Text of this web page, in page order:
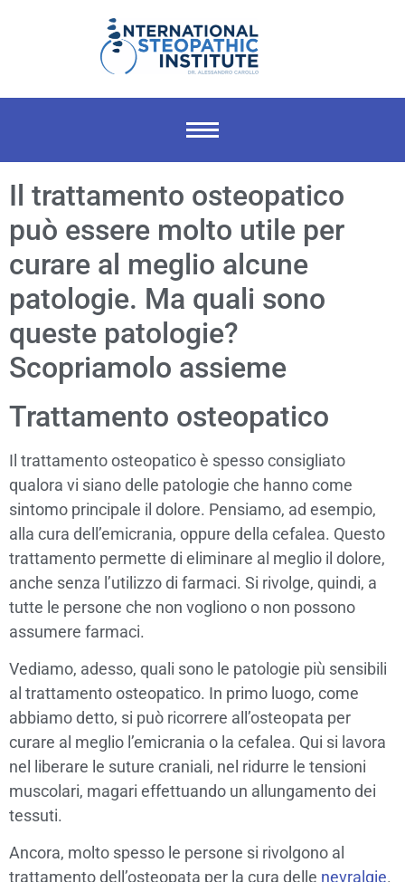
Il trattamento osteopatico
può essere molto utile per
curare al meglio alcune
patologie. Ma quali sono
queste patologie?
Scopriamolo assieme
Trattamento osteopatico
Il trattamento osteopatico è spesso consigliato
qualora vi siano delle patologie che hanno come
sintomo principale il dolore. Pensiamo, ad esempio,
alla cura dell’emicrania, oppure della cefalea. Questo
trattamento permette di eliminare al meglio il dolore,
anche senza l’utilizzo di farmaci. Si rivolge, quindi, a
tutte le persone che non vogliono o non possono
assumere farmaci.
Vediamo, adesso, quali sono le patologie più sensibili
al trattamento osteopatico. In primo luogo, come
abbiamo detto, si può ricorrere all’osteopata per
curare al meglio l’emicrania o la cefalea. Qui si lavora
nel liberare le suture craniali, nel ridurre le tensioni
muscolari, magari effettuando un allungamento dei
tessuti.
Ancora, molto spesso le persone si rivolgono al
trattamento dell’osteopata per la cura delle nevralgie.